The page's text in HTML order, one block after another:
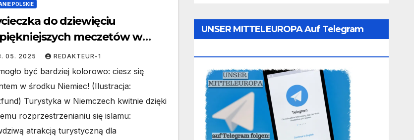
POLSKIE
do dziewięciu
meczetów w
Wakacje jak w Tysiącu
nocy
05. 2025 REDAKTEUR-1
być bardziej kolorowo: ciesz się
w środku Niemiec! (Ilustracja:
Turystyka w Niemczech kwitnie dzięki
rozprzestrzenianiu się islamu:
atrakcją turystyczną dla
UNSER MITTELEUROPA Auf Telegram